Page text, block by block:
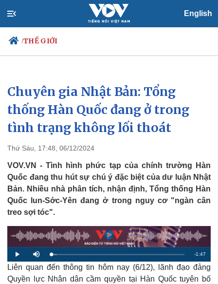
English
/THẾ GIỚI
Chính trị
Đảng
Tổ chức nhân sự
Quốc hội
Nhận diện sự thật
Xã hội
Dự báo thời tiết
Giáo dục
Chuyên gia Nhật Bản: Tổng
thống Hàn Quốc đang ở trong
tình trạng không lối thoát
Thứ Sáu, 17:48, 06/12/2024
VOV.VN - Tình hình phức tạp của chính trường Hàn
Quốc đang thu hút sự chú ý đặc biệt của dư luận Nhật
Bản. Nhiều nhà phân tích, nhận định, Tổng thống Hàn
Quốc Iun-Sớc-Yên đang ở trong nguy cơ "ngàn cân
treo sợi tóc".
P
l
a
y
M
u
t
e
L
o
a
d
e
d
R
e
-1:47
Liên quan đến thông tin hôm nay (6/12), lãnh đạo đảng
Quyền lực Nhân dân cầm quyền tại Hàn Quốc tuyên bố